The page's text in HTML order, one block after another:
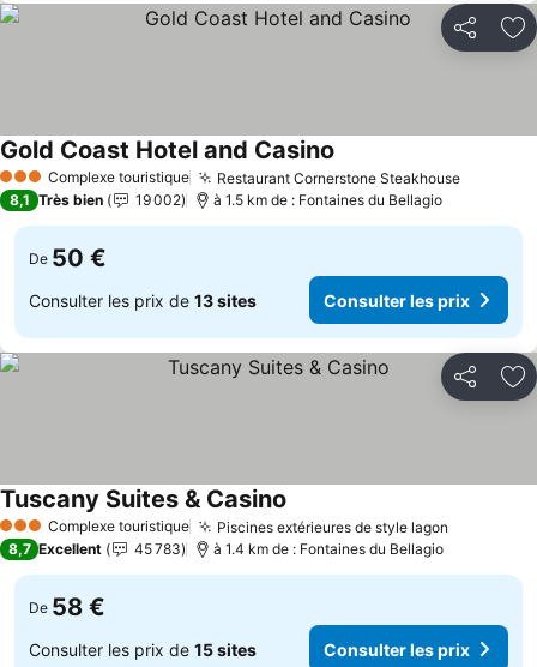
Partager
3 ÉtoilesComplexe touristique Restaurant Cornerstone Steakhouse
Gold Coast Hotel and Casino
8,1 Très bien 19 002 à 1.5 km de : Fontaines du Bellagio
De 50 €
Consulter les prix de 13 sites Consulter les prix
Partager
3 ÉtoilesComplexe touristique Piscines extérieures de style lagon
Tuscany Suites & Casino
8,7 Excellent 45 783 à 1.4 km de : Fontaines du Bellagio
De 58 €
Consulter les prix de 15 sites Consulter les prix